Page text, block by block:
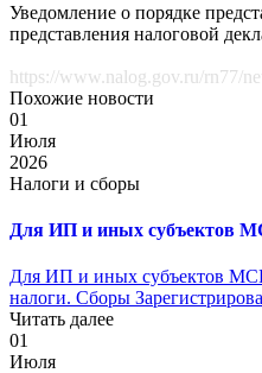
Уведомление о порядке
представления налоговой
https://www.nalog.gov.ru/rn77/
Похожие новости
01
Июля
2026
Налоги и сборы
Для ИП и иных субъектов
Для ИП и иных субъектов
налоги. Сборы
Читать далее
01
Июля